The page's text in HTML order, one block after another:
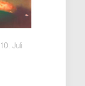
10. Juli